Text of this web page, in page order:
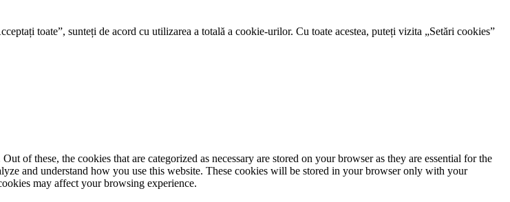
toate”, sunteți de acord cu utilizarea a totală a cookie-urilor. Cu toate acestea, puteți vizita „Setări cookies”
of these, the cookies that are categorized as necessary are stored on your browser as they are essential for the
and understand how you use this website. These cookies will be stored in your browser only with your
may affect your browsing experience.